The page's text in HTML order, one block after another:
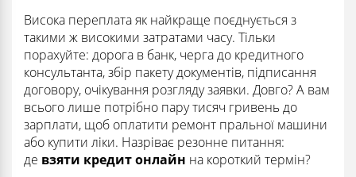
Висока переплата як найкраще поєднується з
такими ж високими затратами часу. Тільки
порахуйте: дорога в банк, черга до кредитного
консультанта, збір пакету документів, підписання
договору, очікування розгляду заявки. Довго? А вам
всього лише потрібно пару тисяч гривень до
зарплати, щоб оплатити ремонт пральної машини
або купити ліки. Назріває резонне питання:
де взяти кредит онлайн на короткий термін?